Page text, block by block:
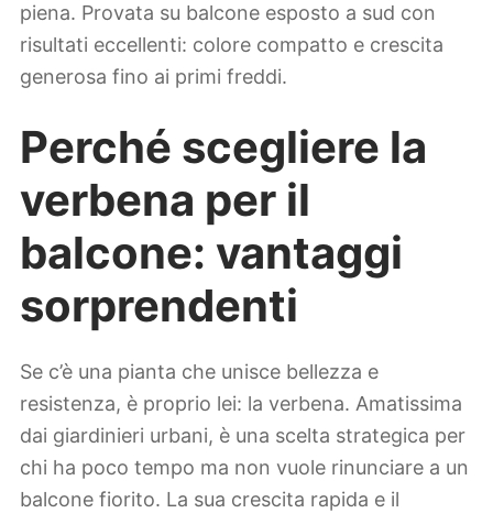
piena. Provata su balcone esposto a sud con
risultati eccellenti: colore compatto e crescita
generosa fino ai primi freddi.
Perché scegliere la
verbena per il
balcone: vantaggi
sorprendenti
Se c’è una pianta che unisce bellezza e
resistenza, è proprio lei: la verbena. Amatissima
dai giardinieri urbani, è una scelta strategica per
chi ha poco tempo ma non vuole rinunciare a un
balcone fiorito. La sua crescita rapida e il